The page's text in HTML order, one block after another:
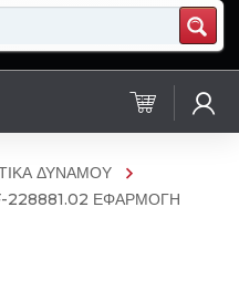
ΔΥΝΑΜΟΥ
228881.02 ΕΦΑΡΜΟΓΗ